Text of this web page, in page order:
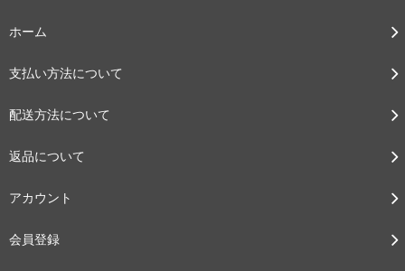
ホーム
支払い方法について
配送方法について
返品について
アカウント
会員登録